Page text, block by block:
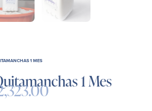
1 MES
1 Mes